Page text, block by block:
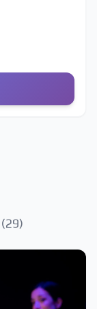
(29)